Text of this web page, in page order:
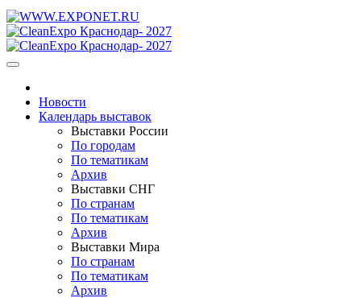
Новости
Календарь выставок
Выставки России
По городам
По тематикам
Архив
Выставки СНГ
По странам
По тематикам
Архив
Выставки Мира
По странам
По тематикам
Архив